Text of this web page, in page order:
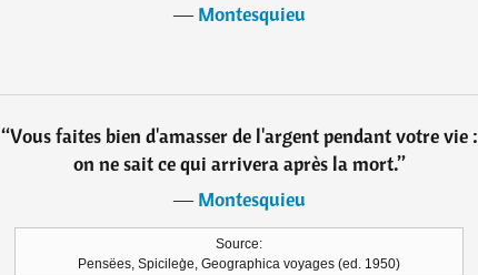
―Montesquieu
“Vous faites bien d'amasser de l'argent pendant votre vie :
on ne sait ce qui arrivera après la mort.”
―Montesquieu
Source:
Pensëes, Spicileg̀e, Geographica voyages (ed. 1950)